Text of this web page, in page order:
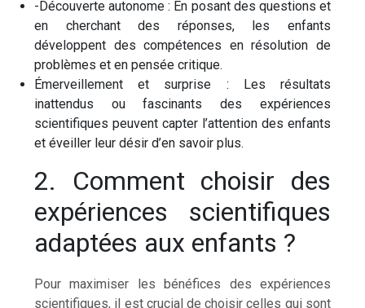
-Découverte autonome : En posant des questions et
en cherchant des réponses, les enfants
développent des compétences en résolution de
problèmes et en pensée critique.
Émerveillement et surprise : Les résultats
inattendus ou fascinants des expériences
scientifiques peuvent capter l’attention des enfants
et éveiller leur désir d’en savoir plus.
2. Comment choisir des
expériences scientifiques
adaptées aux enfants ?
Pour maximiser les bénéfices des expériences
scientifiques, il est crucial de choisir celles qui sont